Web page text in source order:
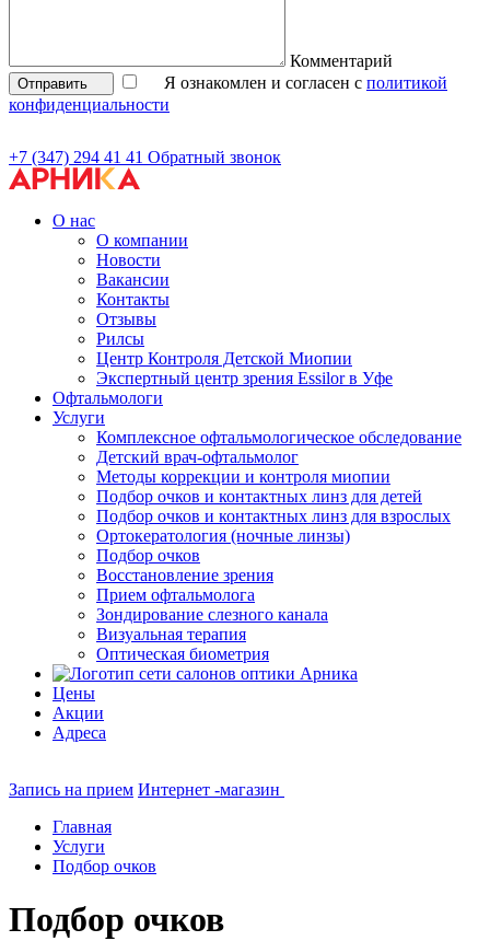
Комментарий
Отправить Я ознакомлен и согласен с политикой
конфиденциальности
+7 (347) 294 41 41 Обратный звонок
О нас
О компании
Новости
Вакансии
Контакты
Отзывы
Рилсы
Центр Контроля Детской Миопии
Экспертный центр зрения Essilor в Уфе
Офтальмологи
Услуги
Комплексное офтальмологическое обследование
Детский врач-офтальмолог
Методы коррекции и контроля миопии
Подбор очков и контактных линз для детей
Подбор очков и контактных линз для взрослых
Ортокератология (ночные линзы)
Подбор очков
Восстановление зрения
Прием офтальмолога
Зондирование слезного канала
Визуальная терапия
Оптическая биометрия
Цены
Акции
Адреса
Запись на прием Интернет -магазин
Главная
Услуги
Подбор очков
Подбор очков